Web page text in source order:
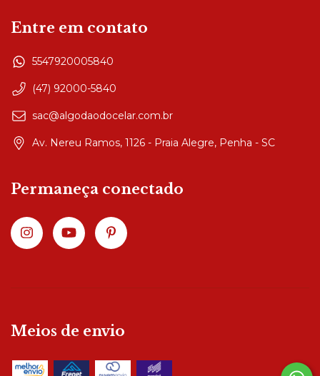
Entre em contato
5547920005840
(47) 92000-5840
sac@algodaodocelar.com.br
Av. Nereu Ramos, 1126 - Praia Alegre, Penha - SC
Permaneça conectado
Meios de envio